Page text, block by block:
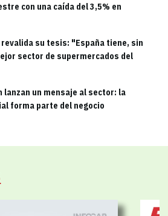
con una caída del 3,5% en
su tesis: "España tiene, sin
sector de supermercados del
lanzan un mensaje al sector: la
forma parte del negocio